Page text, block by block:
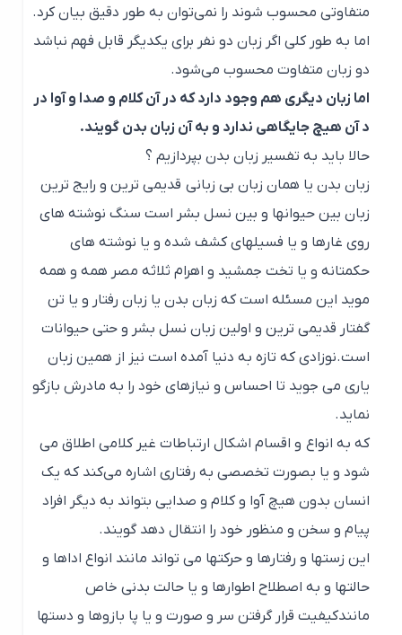
متفاوتی محسوب شوند را نمی‌توان به طور دقیق بیان کرد.
اما به طور کلی اگر زبان دو نفر برای یکدیگر قابل فهم نباشد
دو زبان متفاوت محسوب می‌شود.
اما زبان دیگری هم وجود دارد که در آن کلام و صدا و آوا در
د آن هیچ جایگاهی ندارد و به آن زبان بدن گویند.
حالا باید به تفسیر زبان بدن بپردازیم ؟
زبان بدن یا همان زبان بی زبانی قدیمی ترین و رایج ترین
زبان بین حیوانها و بین نسل بشر است سنگ نوشته های
روی غارها و یا فسیلهای کشف شده و یا نوشته های
حکمتانه و یا تخت جمشید و اهرام ثلاثه مصر همه و همه
موید این مسئله است که زبان بدن یا زبان رفتار و یا تن
گفتار قدیمی ترین و اولین زبان نسل بشر و حتی حیوانات
است.نوزادی که تازه به دنیا آمده است نیز از همین زبان
یاری می جوید تا احساس و نیازهای خود را به مادرش بازگو
نماید.
که به انواع و اقسام اشکال ارتباطات غیر کلامی اطلاق می
شود و یا بصورت تخصصی به رفتاری اشاره می‌کند که یک
انسان بدون هیچ آوا و کلام و صدایی بتواند به دیگر افراد
پیام و سخن و منظور خود را انتقال دهد گویند.
این زستها و رفتارها و حرکتها می تواند مانند انواع اداها و
حالتها و به اصطلاح اطوارها و یا حالت بدنی خاص
مانندکیفیت قرار گرفتن سر و صورت و یا پا بازوها و دستها